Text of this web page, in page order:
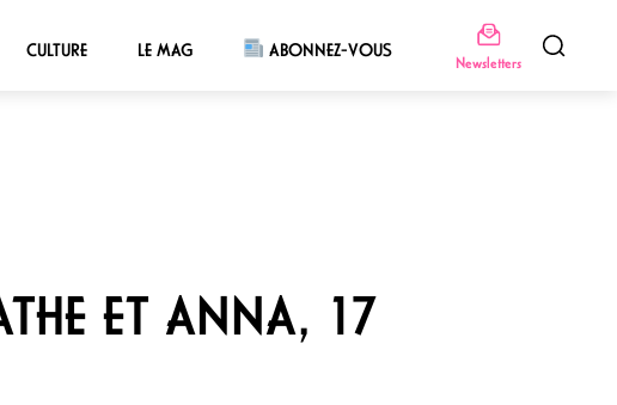
CULTURE LE MAG ABONNEZ-VOUS
Newsletters
ET ANNA, 17